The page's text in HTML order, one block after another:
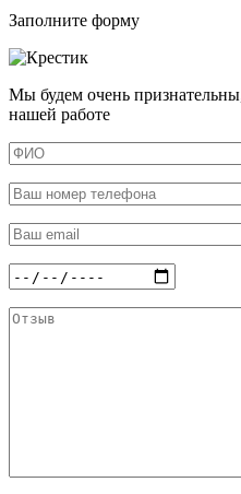
Заполните форму
Мы будем очень
нашей работе